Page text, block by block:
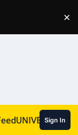
×
Sign In